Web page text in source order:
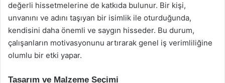
değerli hissetmelerine de katkıda bulunur. Bir kişi,
unvanını ve adını taşıyan bir isimlik ile oturduğunda,
kendisini daha önemli ve saygın hisseder. Bu durum,
çalışanların motivasyonunu artırarak genel iş verimliliğine
olumlu bir etki yapar.
Tasarım ve Malzeme Seçimi